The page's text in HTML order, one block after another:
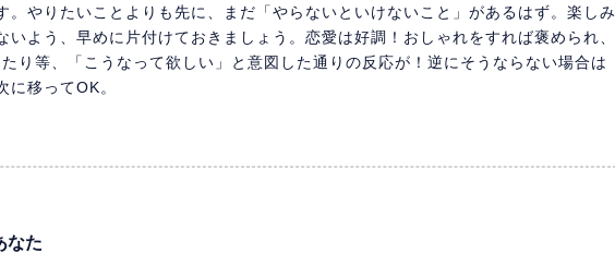
。やりたいことよりも先に、まだ「やらないといけないこと」があるはず。楽しみ
いよう、早めに片付けておきましょう。恋愛は好調！おしゃれをすれば褒められ、
り等、「こうなって欲しい」と意図した通りの反応が！逆にそうならない場合は
に移ってOK。
なた